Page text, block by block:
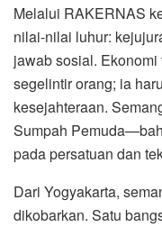
Melalui RAKERNAS
nilai-nilai luhur:
jawab sosial.
segelintir orang; ia
kesejahteraan.
Sumpah
pada persatuan dan
Dari Yogyakarta,
dikobarkan. Satu